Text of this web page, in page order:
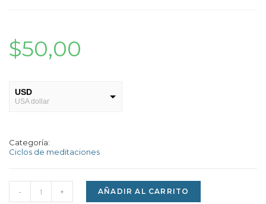
$50,00
USD
USA dollar
Categoría:
Ciclos de meditaciones
- + AÑADIR AL CARRITO